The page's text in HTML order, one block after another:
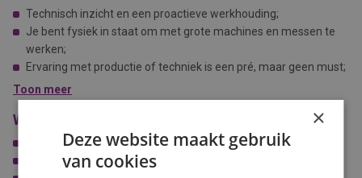
verbeteringen in het proces.
Technisch inzicht en een proactieve werkhouding;
Je bent fysiek in staat om met grote machines en messen te
werken;
Ervaring met productie of techniek is een pré, maar geen must;
Je werkt nauwkeurig, zelfstandig en hebt oog voor veiligheid;
Flexibiliteit om eventueel op andere afdelingen bij te springen.
Toon meer
Wat wij bieden
Een fulltime functie met uitzicht op vast dienstverband;
Een goed salaris passend bij je ervaring;
×
Deze website maakt gebruik
van cookies